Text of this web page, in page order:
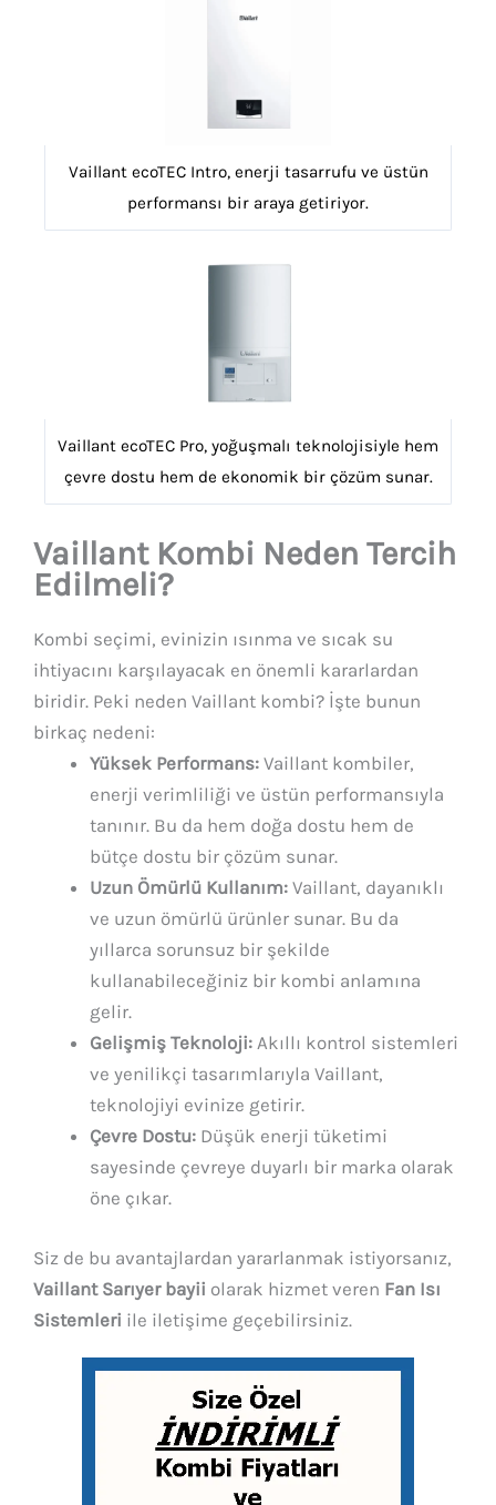
Vaillant ecoTEC Intro, enerji tasarrufu ve üstün
performansı bir araya getiriyor.
Vaillant ecoTEC Pro, yoğuşmalı teknolojisiyle hem
çevre dostu hem de ekonomik bir çözüm sunar.
Vaillant Kombi Neden Tercih
Edilmeli?
Kombi seçimi, evinizin ısınma ve sıcak su
ihtiyacını karşılayacak en önemli kararlardan
biridir. Peki neden Vaillant kombi? İşte bunun
birkaç nedeni:
Yüksek Performans: Vaillant kombiler,
enerji verimliliği ve üstün performansıyla
tanınır. Bu da hem doğa dostu hem de
bütçe dostu bir çözüm sunar.
Uzun Ömürlü Kullanım: Vaillant, dayanıklı
ve uzun ömürlü ürünler sunar. Bu da
yıllarca sorunsuz bir şekilde
kullanabileceğiniz bir kombi anlamına
gelir.
Gelişmiş Teknoloji: Akıllı kontrol sistemleri
ve yenilikçi tasarımlarıyla Vaillant,
teknolojiyi evinize getirir.
Çevre Dostu: Düşük enerji tüketimi
sayesinde çevreye duyarlı bir marka olarak
öne çıkar.
Siz de bu avantajlardan yararlanmak istiyorsanız,
Vaillant Sarıyer bayii olarak hizmet veren Fan Isı
Sistemleri ile iletişime geçebilirsiniz.